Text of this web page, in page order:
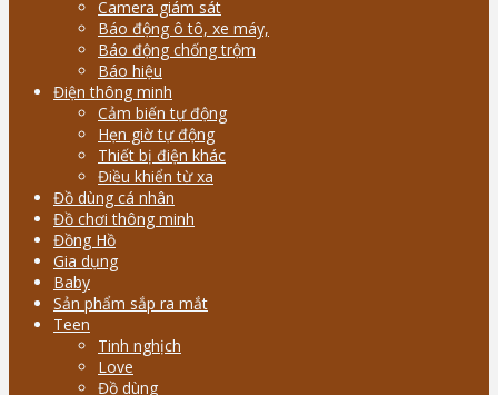
Camera giám sát
Báo động ô tô, xe máy,
Báo động chống trộm
Báo hiệu
Điện thông minh
Cảm biến tự động
Hẹn giờ tự động
Thiết bị điện khác
Điều khiển từ xa
Đồ dùng cá nhân
Đồ chơi thông minh
Đồng Hồ
Gia dụng
Baby
Sản phẩm sắp ra mắt
Teen
Tinh nghịch
Love
Đồ dùng